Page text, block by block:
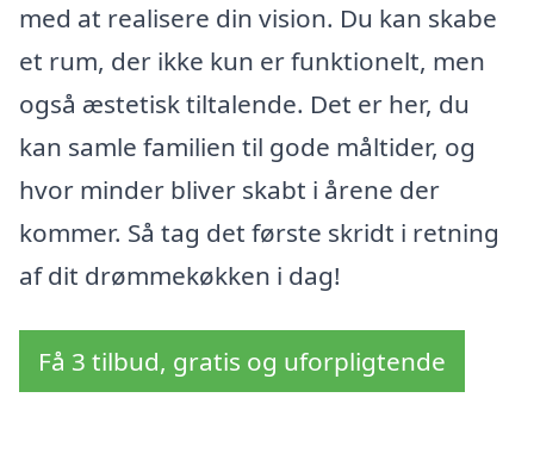
med at realisere din vision. Du kan skabe
et rum, der ikke kun er funktionelt, men
også æstetisk tiltalende. Det er her, du
kan samle familien til gode måltider, og
hvor minder bliver skabt i årene der
kommer. Så tag det første skridt i retning
af dit drømmekøkken i dag!
Få 3 tilbud, gratis og uforpligtende